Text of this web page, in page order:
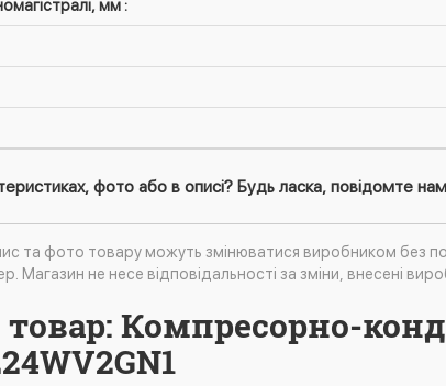
мм :
фото або в описі? Будь ласка, повідомте
та фото товару можуть змінюватися виробником без
Магазин не несе відповідальності за зміни, внесені
товар: Компресорно-